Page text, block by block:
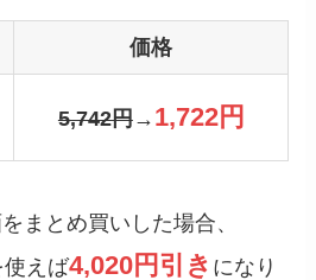
価格
5,742円→ 1,722円
まとめ買いした場合、
使えば4,020円引き になり